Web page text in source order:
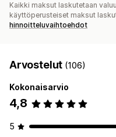
Kaikki maksut laskutetaan
käyttöperusteiset maksut
hinnoitteluvaihtoehdot
Arvostelut (106)
Kokonaisarvio
4,8
5